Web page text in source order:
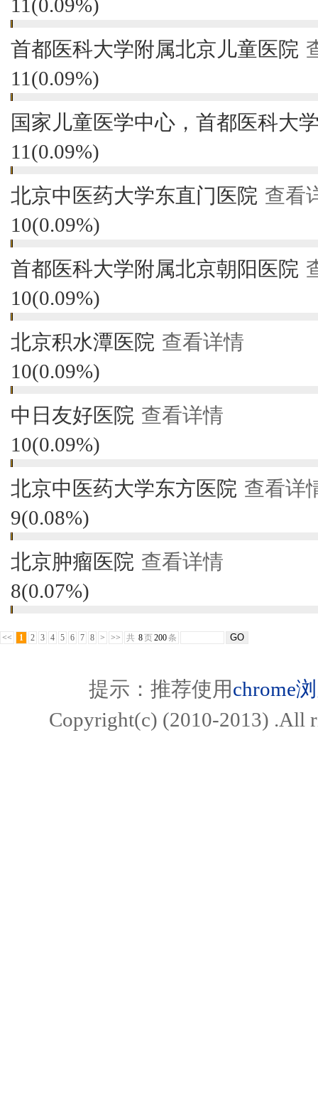
11 (0.09%)
首都医科大学附属北京儿童医院
11 (0.09%)
国家儿童医学中心，首都医科大
11 (0.09%)
北京中医药大学东直门医院 查看
10(0.09%)
首都医科大学附属北京朝阳医院
10(0.09%)
北京积水潭医院 查看详情
10(0.09%)
中日友好医院 查看详情
10(0.09%)
北京中医药大学东方医院 查看详
9(0.08%)
北京肿瘤医院 查看详情
8(0.07%)
<< 1 2 3 4 5 6 7 8 > >> 共 8页200条
提示：推荐使用chrome
Copyright(c) (2010-2013) .All